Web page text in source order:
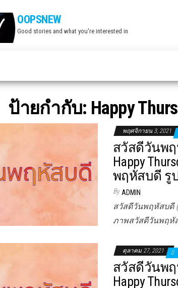
OOPSNEW
Good stories and what you're interested in
ป้ายกำกับ: Happy
พฤศจิกายน 3, 2021
สวัสดีวันพฤ
Happy
พฤหัสบดี รู
By ADMIN
สวัสดีวันพฤหัสบดี (
ภาพสวัสดีวันพฤหั
ตุลาคม 27, 2021 0
สวัสดีวันพฤ
Happy